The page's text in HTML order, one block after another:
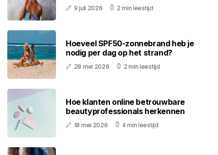
9 juli 2026 2 min leestijd
Hoeveel SPF50-zonnebrand heb je
nodig per dag op het strand?
28 mei 2026 2 min leestijd
Hoe klanten online betrouwbare
beautyprofessionals herkennen
18 mei 2026 4 min leestijd